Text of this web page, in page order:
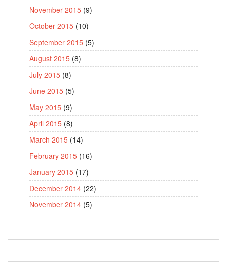
November 2015 (9)
October 2015 (10)
September 2015 (5)
August 2015 (8)
July 2015 (8)
June 2015 (5)
May 2015 (9)
April 2015 (8)
March 2015 (14)
February 2015 (16)
January 2015 (17)
December 2014 (22)
November 2014 (5)